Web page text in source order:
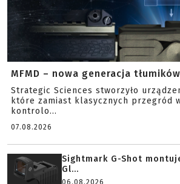
MFMD – nowa generacja tłumików
Strategic Sciences stworzyło
które zamiast klasycznych przegród
kontrolo...
07.08.2026
Sightmark G-Shot
Gl...